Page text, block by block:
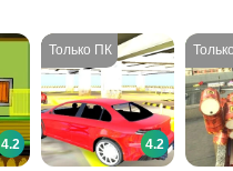
4.2 4.2